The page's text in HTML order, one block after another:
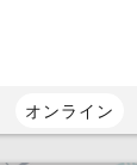
オンライン